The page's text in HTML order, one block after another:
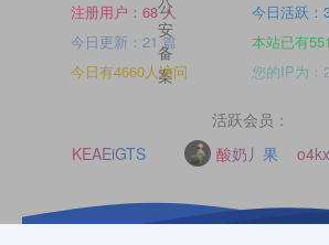
注册用户：68 人
今日活跃：
今日更新：21 篇
本站已有
今日有4660人访问
您的IP为：
活跃会员：
KEAEiGTS
酸奶丿果